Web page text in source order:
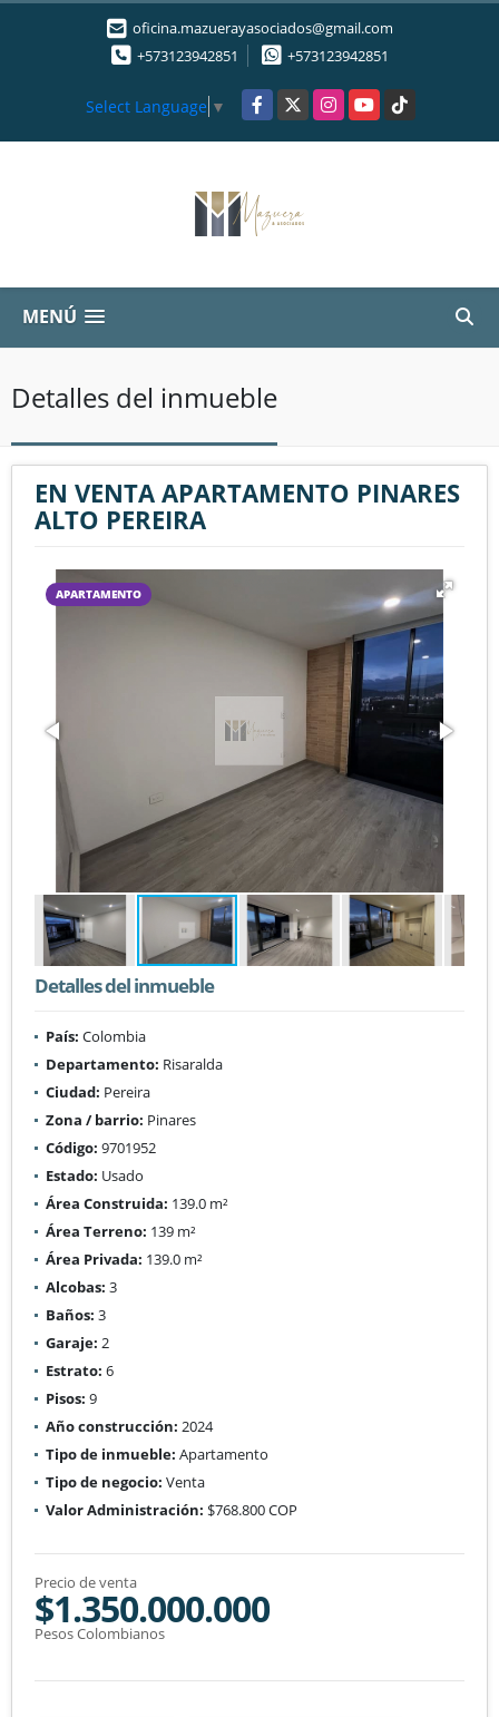
oficina.mazuerayasociados@gmail.com
+573123942851
+573123942851
Select Language ▼ Facebook
X InstagramYouTubeTikTok
MENÚ
Detalles del inmueble
EN VENTA APARTAMENTO PINARES
ALTO PEREIRA
APARTAMENTO
Detalles del inmueble
País: Colombia
Departamento: Risaralda
Ciudad: Pereira
Zona / barrio: Pinares
Código: 9701952
Estado: Usado
Área Construida: 139.0 m²
Área Terreno: 139 m²
Área Privada: 139.0 m²
Alcobas: 3
Baños: 3
Garaje: 2
Estrato: 6
Pisos: 9
Año construcción: 2024
Tipo de inmueble: Apartamento
Tipo de negocio: Venta
Valor Administración: $768.800 COP
Precio de venta
$1.350.000.000
Pesos Colombianos